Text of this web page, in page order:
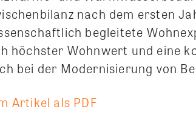
nach dem ersten
begleitete
höchster Wohnwert und eine
bei der Modernisierung von
Artikel als PDF